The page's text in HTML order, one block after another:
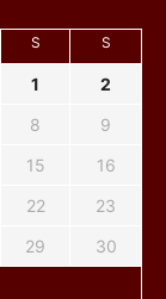
S S
1
2
8
9
15
16
22
23
29
30